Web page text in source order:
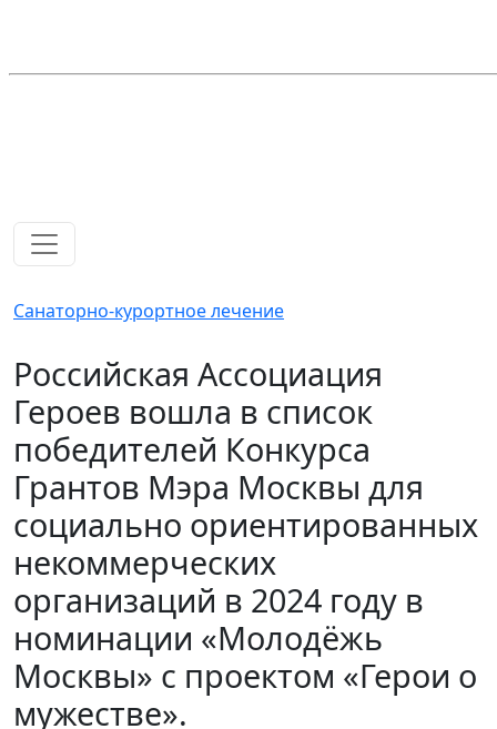
Санаторно-курортное лечение
Российская Ассоциация
Героев вошла в список
победителей Конкурса
Грантов Мэра Москвы для
социально ориентированных
некоммерческих
организаций в 2024 году в
номинации «Молодёжь
Москвы» с проектом «Герои о
мужестве».